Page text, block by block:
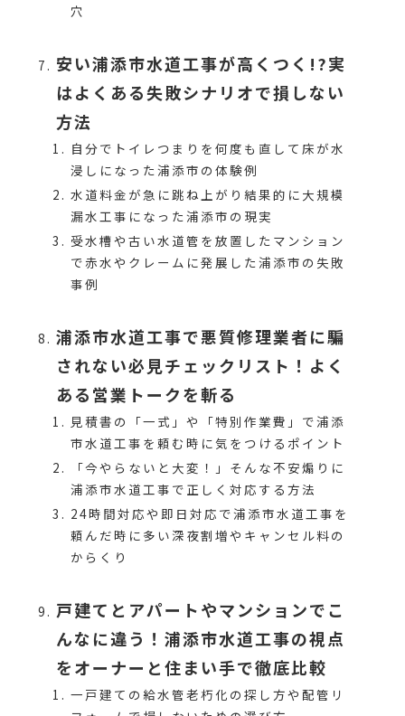
穴
安い浦添市水道工事が高くつく!?実
はよくある失敗シナリオで損しない
方法
自分でトイレつまりを何度も直して床が水
浸しになった浦添市の体験例
水道料金が急に跳ね上がり結果的に大規模
漏水工事になった浦添市の現実
受水槽や古い水道管を放置したマンション
で赤水やクレームに発展した浦添市の失敗
事例
浦添市水道工事で悪質修理業者に騙
されない必見チェックリスト！よく
ある営業トークを斬る
見積書の「一式」や「特別作業費」で浦添
市水道工事を頼む時に気をつけるポイント
「今やらないと大変！」そんな不安煽りに
浦添市水道工事で正しく対応する方法
24時間対応や即日対応で浦添市水道工事を
頼んだ時に多い深夜割増やキャンセル料の
からくり
戸建てとアパートやマンションでこ
んなに違う！浦添市水道工事の視点
をオーナーと住まい手で徹底比較
一戸建ての給水管老朽化の探し方や配管リ